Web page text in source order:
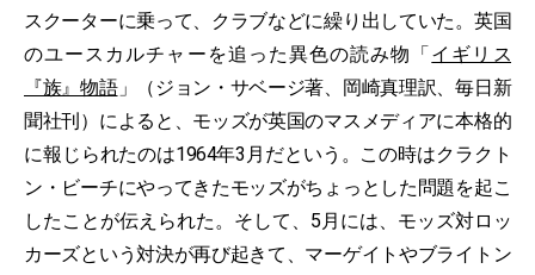
スクーターに乗って、クラブなどに繰り出していた。英国
のユースカルチャーを追った異色の読み物「イギリス
『族』物語」（ジョン・サベージ著、岡崎真理訳、毎日新
聞社刊）によると、モッズが英国のマスメディアに本格的
に報じられたのは1964年3月だという。この時はクラクト
ン・ビーチにやってきたモッズがちょっとした問題を起こ
したことが伝えられた。そして、5月には、モッズ対ロッ
カーズという対決が再び起きて、マーゲイトやブライトン